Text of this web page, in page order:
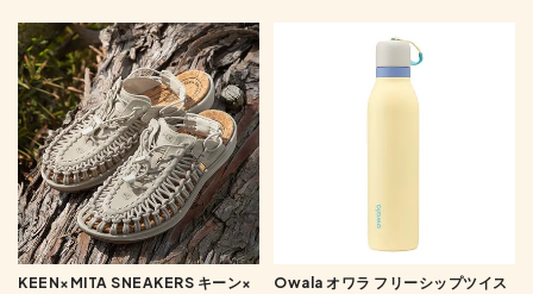
KEEN×MITA SNEAKERS キーン×
Owala オワラ フリーシップツイス